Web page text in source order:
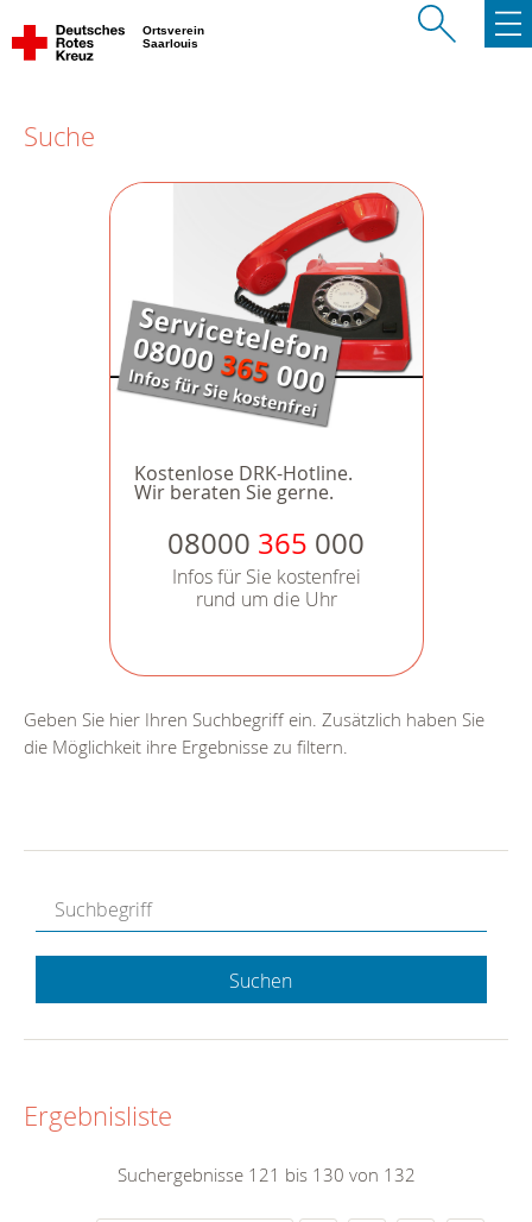
Ortsverein
Saarlouis
Suche
Kostenlose DRK-Hotline.
Wir beraten Sie gerne.
08000 365 000
Infos für Sie kostenfrei
rund um die Uhr
Geben Sie hier Ihren Suchbegriff ein. Zusätzlich haben Sie
die Möglichkeit ihre Ergebnisse zu filtern.
Suchen
Ergebnisliste
Suchergebnisse 121 bis 130 von 132